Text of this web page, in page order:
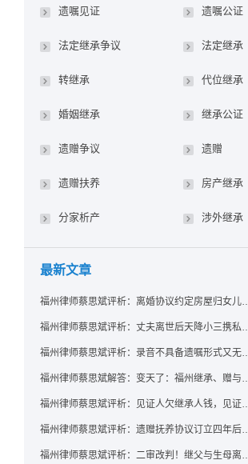
遗嘱见证 遗嘱公证
法定继承争议 法定继承
转继承 代位继承
婚姻继承 继承公证
遗赠争议 遗赠
遗赠扶养 房产继承
分家析产 涉外继承
最新文章
福州律师蔡思斌评析：离婚协议约定房屋归
福州律师蔡思斌评析：丈夫离世后天降小三携私
福州律师蔡思斌评析：录音不具备遗嘱形式
福州律师蔡思斌解答：变天了：福州继承、赠与
福州律师蔡思斌评析：见证人欠
福州律师蔡思斌评析：遗赠抚养协议订立
福州律师蔡思斌评析：二审改判！继父与生母离